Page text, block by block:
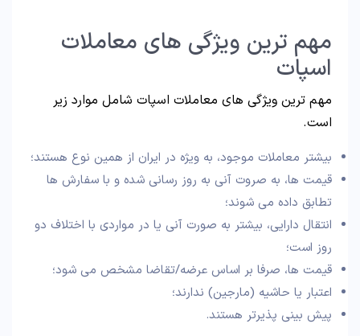
مهم ترین ویژگی های معاملات
اسپات
مهم ترین ویژگی های معاملات اسپات شامل موارد زیر
است.
بیشتر معاملات موجود، به ویژه در ایران از همین نوع هستند؛
قیمت ها، به صروت آنی به روز رسانی شده و با سفارش ها
تطابق داده می شوند؛
انتقال دارایی، بیشتر به صورت آنی یا در مواردی با اختلاف دو
روز است؛
قیمت ها، صرفا بر اساس عرضه/تقاضا مشخص می شود؛
اعتبار یا حاشیه (مارجین) ندارند؛
پیش بینی پذیرتر هستند.